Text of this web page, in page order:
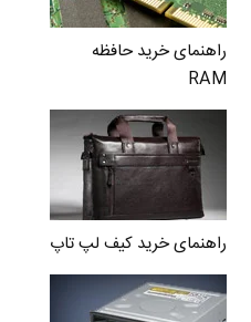
راهنمای خرید حافظه
RAM
راهنمای خرید کیف لپ تاپ